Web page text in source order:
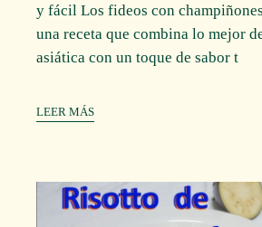
y fácil Los fideos con
una receta que combina lo mejor
asiática con un toque de sabor t
LEER MÁS